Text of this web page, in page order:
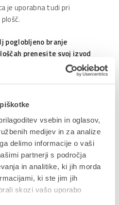
vsebin in oglasov,
medijev in za analize
delimo informacije o vaši
partnerji s področja
in analitike, ki jih morda
ki ste jim jih
skozi vašo uporabo
je uporabna tudi pri
poglobljeno branje
prenesite svoj izvod
PRIROČNIKE